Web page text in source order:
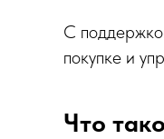
С
покупке и
Что